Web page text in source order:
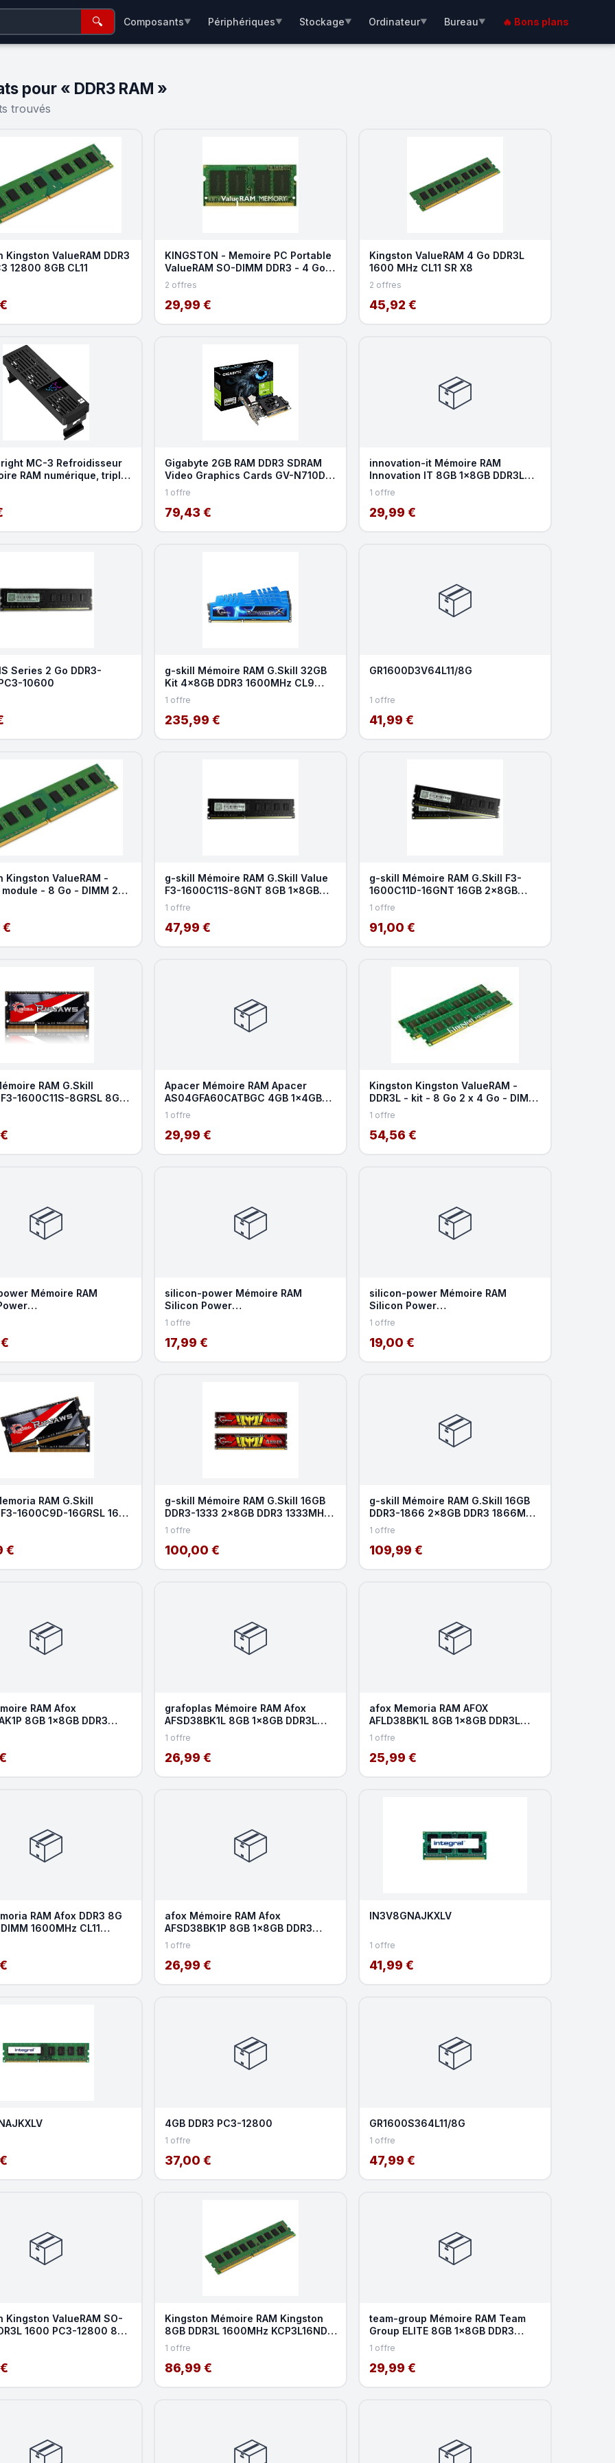
🔍 Composants▼ Périphériques▼ Stockage▼ Ordinateur▼ Bureau▼ 🔥 Bons plans
pour « DDR3 RAM »
trouvés
Kingston ValueRAM DDR3
12800 8GB CL11
KINGSTON - Memoire PC Portable
ValueRAM SO-DIMM DDR3 - 4 Go
(1x4Go) - 1600MHz -
2 offres
29,99 €
Kingston ValueRAM 4 Go DDR3L
1600 MHz CL11 SR X8
2 offres
45,92 €
MC-3 Refroidisseur
RAM numérique, triple
PWM
Gigabyte 2GB RAM DDR3 SDRAM
Video Graphics Cards GV-N710D3-
2GL REV2.0
1 offre
79,43 €
📦
innovation-it Mémoire RAM
Innovation IT 8GB 1x8GB DDR3L
1600MHz CL11 204-pin SO-
1 offre
29,99 €
Series 2 Go DDR3-
10600
g-skill Mémoire RAM G.Skill 32GB
Kit 4x8GB DDR3 1600MHz CL9
240-pin DIMM Heatsin
1 offre
235,99 €
📦
GR1600D3V64L11/8G
1 offre
41,99 €
Kingston ValueRAM -
module - 8 Go - DIMM 240
1600 MHz
€
g-skill Mémoire RAM G.Skill Value
F3-1600C11S-8GNT 8GB 1x8GB
DDR3 1600MHz CL11 D
1 offre
47,99 €
g-skill Mémoire RAM G.Skill F3-
1600C11D-16GNT 16GB 2x8GB
DDR3 1600MHz CL11 Kit D
1 offre
91,00 €
RAM G.Skill
1600C11S-8GRSL 8GB
1600MHz CL1
📦
Apacer Mémoire RAM Apacer
AS04GFA60CATBGC 4GB 1x4GB
DDR3 1600MHz CL11 204-pin SO
1 offre
29,99 €
Kingston Kingston ValueRAM -
DDR3L - kit - 8 Go 2 x 4 Go - DIMM
240 broches - 16
1 offre
54,56 €
📦
Mémoire RAM
8GB 1x8GB
📦
silicon-power Mémoire RAM
Silicon Power
SP004GLSTU160N02 4GB 1x4GB
1 offre
17,99 €
📦
silicon-power Mémoire RAM
Silicon Power
SP004GLLTU160N02 4GB 1x4GB
1 offre
19,00 €
RAM G.Skill
1600C9D-16GRSL 16GB
1600MHz C
€
g-skill Mémoire RAM G.Skill 16GB
DDR3-1333 2x8GB DDR3 1333MHz
CL9 Dual Channel
1 offre
100,00 €
📦
g-skill Mémoire RAM G.Skill 16GB
DDR3-1866 2x8GB DDR3 1866MHz
CL11 Dual-channel
1 offre
109,99 €
📦
RAM Afox
8GB 1x8GB DDR3
SO-DIMM 204-pin
📦
grafoplas Mémoire RAM Afox
AFSD38BK1L 8GB 1x8GB DDR3L
1600MHz SO-DIMM 204-pin 1,
1 offre
26,99 €
📦
afox Memoria RAM AFOX
AFLD38BK1L 8GB 1x8GB DDR3L
1600MHz CL11 DIMM Unbuffered Bl
1 offre
25,99 €
📦
RAM Afox DDR3 8G
1600MHz CL11
📦
afox Mémoire RAM Afox
AFSD38BK1P 8GB 1x8GB DDR3
1600MHz SO-DIMM 204-pin Black
1 offre
26,99 €
IN3V8GNAJKXLV
1 offre
41,99 €
📦
4GB DDR3 PC3-12800
1 offre
37,00 €
📦
GR1600S364L11/8G
1 offre
47,99 €
📦
Kingston ValueRAM SO-
1600 PC3-12800 8GB
Kingston Mémoire RAM Kingston
8GB DDR3L 1600MHz KCP3L16ND8
81 offre
86,99 €
📦
team-group Mémoire RAM Team
Group ELITE 8GB 1x8GB DDR3
1600MHz CL11 Heatsink
1 offre
29,99 €
📦 📦 📦